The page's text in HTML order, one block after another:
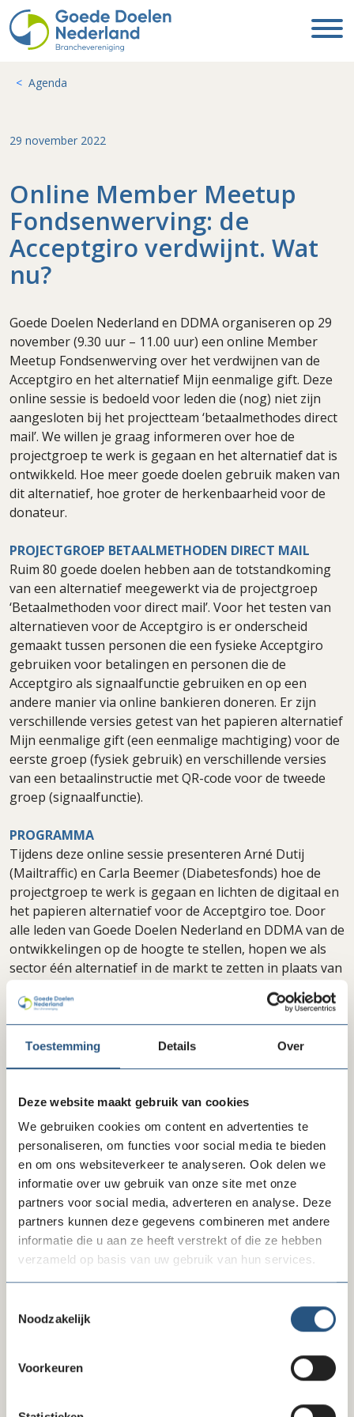
Toestemming Details Over
Deze website maakt gebruik van cookies
We gebruiken cookies om content en advertenties te
personaliseren, om functies voor social media te bieden
en om ons websiteverkeer te analyseren. Ook delen we
informatie over uw gebruik van onze site met onze
partners voor social media, adverteren en analyse. Deze
partners kunnen deze gegevens combineren met andere
informatie die u aan ze heeft verstrekt of die ze hebben
verzameld op basis van uw gebruik van hun services.
Noodzakelijk
Voorkeuren
Agenda
29 november 2022
Online Member Meetup
Fondsenwerving: de
Acceptgiro verdwijnt. Wat
nu?
Goede Doelen Nederland en DDMA organiseren op 29
november (9.30 uur – 11.00 uur) een online Member
Meetup Fondsenwerving over het verdwijnen van de
Acceptgiro en het alternatief Mijn eenmalige gift. Deze
online sessie is bedoeld voor leden die (nog) niet zijn
aangesloten bij het projectteam ‘betaalmethodes direct
mail’. We willen je graag informeren over hoe de
projectgroep te werk is gegaan en het alternatief dat is
ontwikkeld. Hoe meer goede doelen gebruik maken van
dit alternatief, hoe groter de herkenbaarheid voor de
donateur.
PROJECTGROEP BETAALMETHODEN DIRECT MAIL
Ruim 80 goede doelen hebben aan de totstandkoming
van een alternatief meegewerkt via de projectgroep
‘Betaalmethoden voor direct mail’. Voor het testen van
alternatieven voor de Acceptgiro is er onderscheid
gemaakt tussen personen die een fysieke Acceptgiro
gebruiken voor betalingen en personen die de
Acceptgiro als signaalfunctie gebruiken en op een
andere manier via online bankieren doneren. Er zijn
verschillende versies getest van het papieren alternatief
Mijn eenmalige gift (een eenmalige machtiging) voor de
eerste groep (fysiek gebruik) en verschillende versies
van een betaalinstructie met QR-code voor de tweede
groep (signaalfunctie).
PROGRAMMA
Tijdens deze online sessie presenteren Arné Dutij
(Mailtraffic) en Carla Beemer (Diabetesfonds) hoe de
projectgroep te werk is gegaan en lichten de digitaal en
het papieren alternatief voor de Acceptgiro toe. Door
alle leden van Goede Doelen Nederland en DDMA van de
ontwikkelingen op de hoogte te stellen, hopen we als
sector één alternatief in de markt te zetten in plaats van
donateurs en verloopt het donatieproces zo soepel
mogelijk.
bij de uitfasering van de Acceptgiro. Als je bent
aangesloten bij de projectgroep ‘Betaalmethoden voor
direct mail’ dan is deze Meetup een herhaling van
informatie die je waarschijnlijk al kent. Was je aanwezig
bij de Informatiebijeenkomst over Mijn eenmalige gift
op 2 november, dan is deze sessie alsnog interessant
voor jou. Daar werd door Arné kort ingegaan op de
totstandkoming van Mijn eenmalige gift en lag de focus
met name op de mogelijkheid tot centrale verwerking
via Unisys. Tijdens deze sessie wordt er meer aandacht
Aanmelden kan via DDMA.